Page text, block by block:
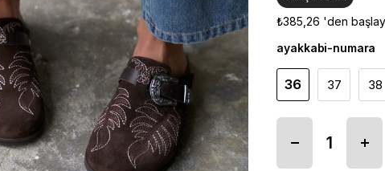
₺385,26 'den
ayakkabi-numara
36 37 38